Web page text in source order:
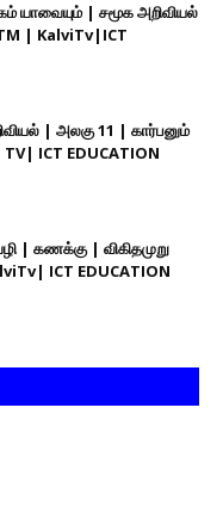
யாவையும் | சமூக அறிவியல்
| KalviTv|ICT
| அலகு 11 | கார்பனும்
ICT EDUCATION
| கணக்கு | விகிதமுறு
ICT EDUCATION